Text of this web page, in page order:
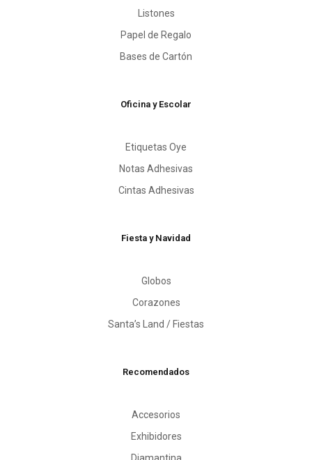
Listones
Papel de Regalo
Bases de Cartón
Oficina y Escolar
Etiquetas Oye
Notas Adhesivas
Cintas Adhesivas
Fiesta y Navidad
Globos
Corazones
Santa’s Land / Fiestas
Recomendados
Accesorios
Exhibidores